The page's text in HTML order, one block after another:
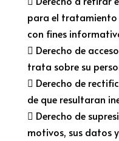
para el tratamiento
con fines
 Derecho de
trata sobre su
 Derecho de
de que resultaran
 Derecho de
motivos, sus datos